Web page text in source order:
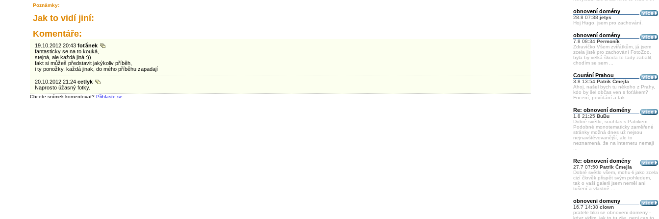
obnovení domény
28.8 07:38 jetys
Hoj Hugo, jsem pro zachování.
obnovení domény
7.8 08:34 Permoník
Zdravíčko Všem zvířátkům, já jsem
zcela jistě pro zachování FotoZoo,
byla by velká škoda to tady zabalit,
chodím se sem ...
Courání Prahou
3.8 13:54 Patrik Čmejla
Ahoj, našel bych tu někoho z Prahy,
kdo by šel občas ven s foťákem?
Focení, povídání a tak.
Re: obnovení domény
1.8 21:25 BuBu
Dobré světlo, souhlas s Patrikem.
Podobné monotematicky zaměřené
stránky možná dnes už nejsou
nejnavštěvovanější, ale to
neznamená, že na internetu nemají
Re: obnovení domény
27.7 07:50 Patrik Čmejla
Dobré světlo všem, mohu-li jako zcela
cizí člověk přispět svým pohledem,
tak o vaší galerii jsem neměl ani
tušení a vlastně ...
obnoveni domeny
16.7 14:38 clown
pratele blizi se obnoveni domeny -
kdyz vidim, jak to tu zije, neni cas to
Poznámky:
Jak to vidí jiní:
Komentáře:
19.10.2012 20:43 foťánek
fantasticky se na to kouká,
stejná, ale každá jiná :))
fakt si můžeš představit jakýkoliv příběh,
i ty ponožky, každá jinak, do mého příběhu zapadají
20.10.2012 21:24 cetlyk
Naprosto úžasný fotky.
Chcete snímek komentovat? Přihlaste se